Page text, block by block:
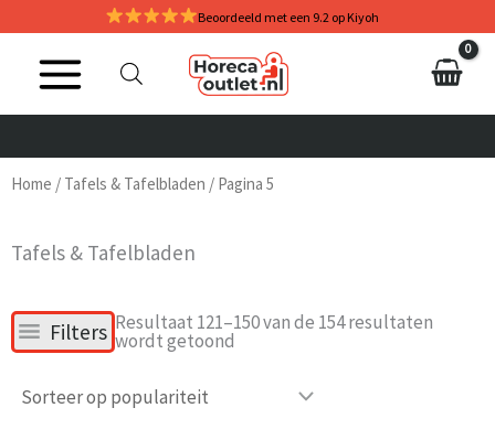
Beoordeeld met een 9.2 op Kiyoh
Home / Tafels & Tafelbladen / Pagina 5
Tafels & Tafelbladen
Filters Resultaat 121–150 van de 154 resultaten
wordt getoond
Gesorteerd